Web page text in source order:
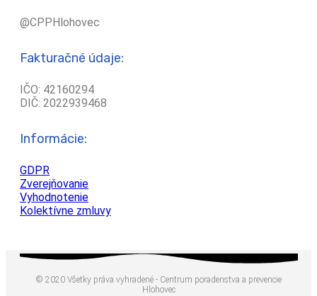
@CPPHlohovec
Fakturačné údaje:
IČO: 42160294
DIČ: 2022939468
Informácie:
GDPR
Zverejňovanie
Vyhodnotenie
Kolektívne zmluvy
© 2020 Všetky práva vyhradené - Centrum poradenstva a prevencie
Hlohovec